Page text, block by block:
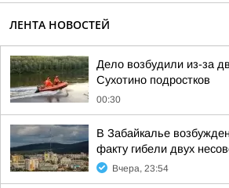
ЛЕНТА НОВОСТЕЙ
Дело возбудили из-за
Сухотино подростков
00:30
В Забайкалье
факту гибели двух
Вчера, 23:54